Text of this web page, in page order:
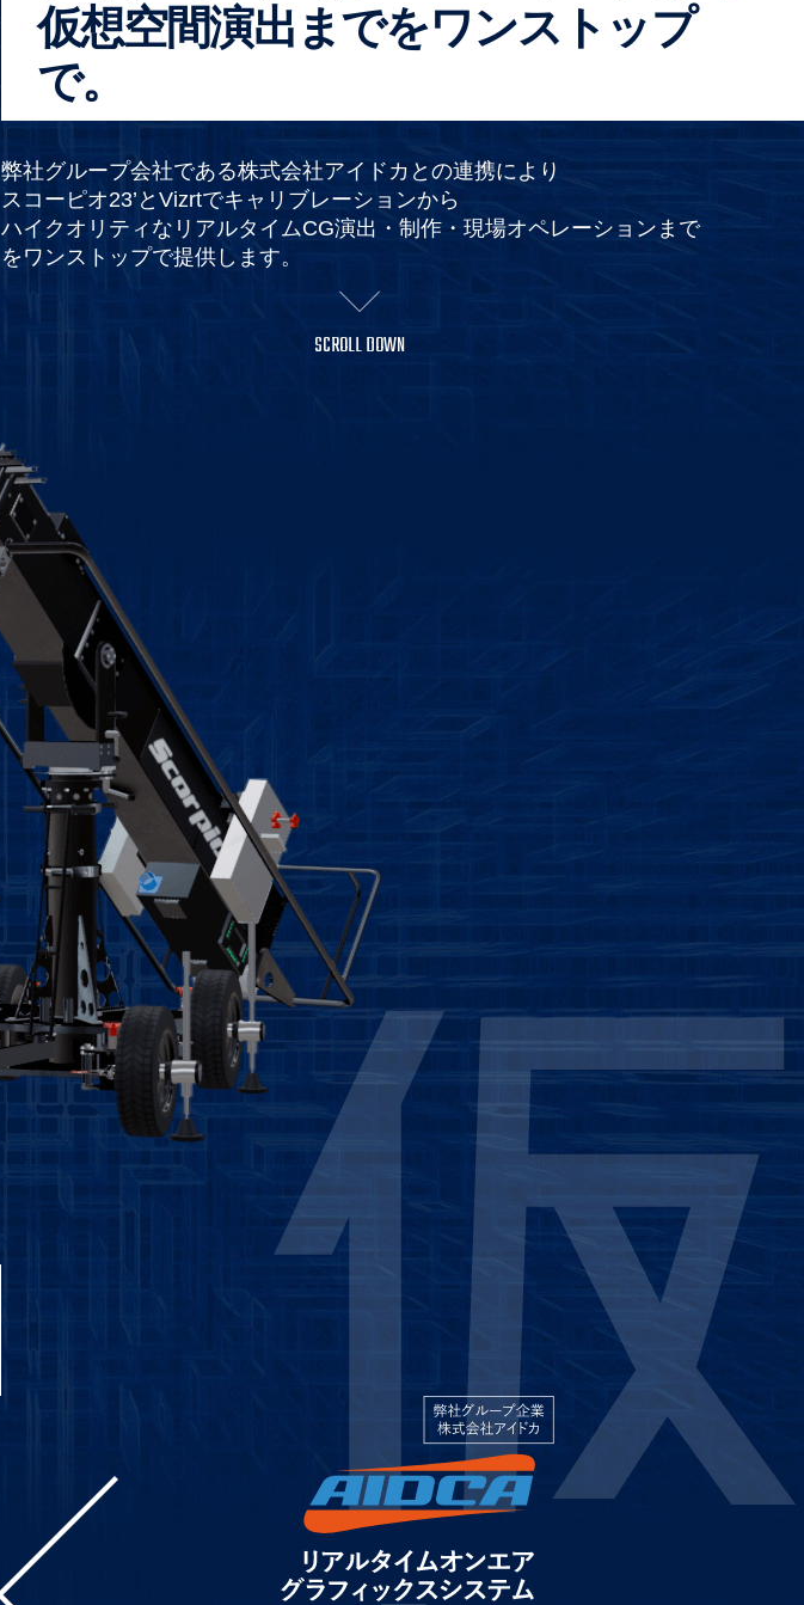
仮想空間演出までをワンストップ
で。
弊社グループ会社である株式会社アイドカとの連携により
スコーピオ23’とVizrtでキャリブレーションから
ハイクオリティなリアルタイムCG演出・制作・現場オペレーションまで
をワンストップで提供します。
SCROLL DOWN